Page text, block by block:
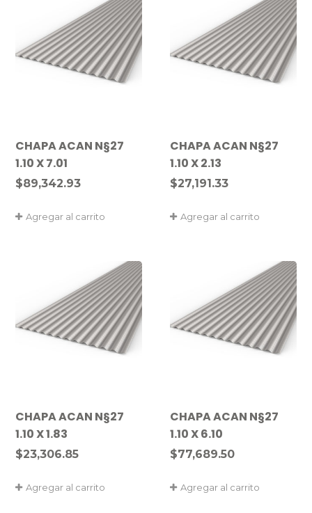
CHAPA ACAN N§27
1.10 X 7.01
$89,342.93
Agregar al carrito
CHAPA ACAN N§27
1.10 X 2.13
$27,191.33
Agregar al carrito
CHAPA ACAN N§27
1.10 X 1.83
$23,306.85
Agregar al carrito
CHAPA ACAN N§27
1.10 X 6.10
$77,689.50
Agregar al carrito